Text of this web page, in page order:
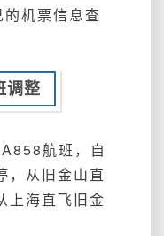
机票信息查
调整
航班，自
，从旧金山直
上海直飞旧金